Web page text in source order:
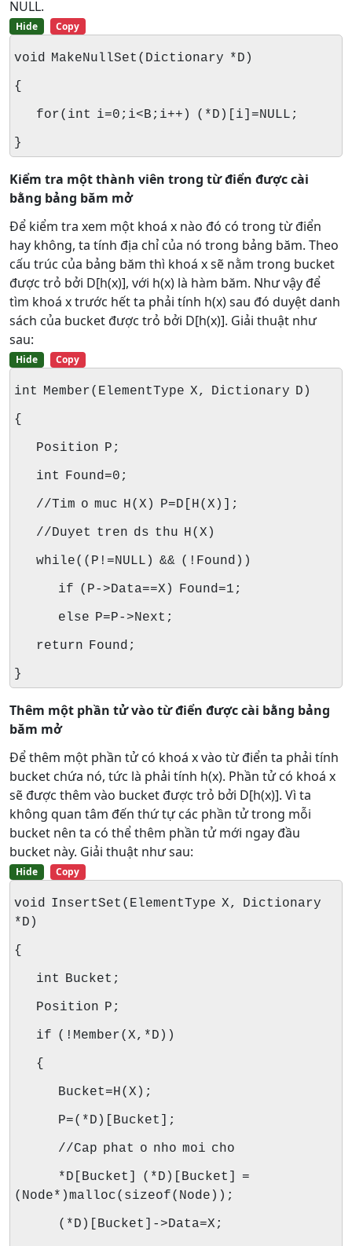
NULL.
Hide Copy
void MakeNullSet(Dictionary *D)
{
for(int i=0;i<B;i++) (*D)[i]=NULL;
}
Kiểm tra một thành viên trong từ điển được cài
bằng bảng băm mở
Để kiểm tra xem một khoá x nào đó có trong từ điển
hay không, ta tính địa chỉ của nó trong bảng băm. Theo
cấu trúc của bảng băm thì khoá x sẽ nằm trong bucket
được trỏ bởi D[h(x)], với h(x) là hàm băm. Như vậy để
tìm khoá x trước hết ta phải tính h(x) sau đó duyệt danh
sách của bucket được trỏ bởi D[h(x)]. Giải thuật như
sau:
Hide Copy
int Member(ElementType X, Dictionary D)
{
Position P;
int Found=0;
//Tim o muc H(X) P=D[H(X)];
//Duyet tren ds thu H(X)
while((P!=NULL) && (!Found))
if (P->Data==X) Found=1;
else P=P->Next;
return Found;
}
Thêm một phần tử vào từ điển được cài bằng bảng
băm mở
Để thêm một phần tử có khoá x vào từ điển ta phải tính
bucket chứa nó, tức là phải tính h(x). Phần tử có khoá x
sẽ được thêm vào bucket được trỏ bởi D[h(x)]. Vì ta
không quan tâm đến thứ tự các phần tử trong mỗi
bucket nên ta có thể thêm phần tử mới ngay đầu
bucket này. Giải thuật như sau:
Hide Copy
void InsertSet(ElementType X, Dictionary
*D)
{
int Bucket;
Position P;
if (!Member(X,*D))
{
Bucket=H(X);
P=(*D)[Bucket];
//Cap phat o nho moi cho
*D[Bucket] (*D)[Bucket] =
(Node*)malloc(sizeof(Node));
(*D)[Bucket]->Data=X;